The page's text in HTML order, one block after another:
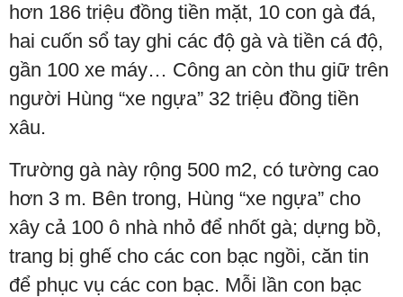
hơn 186 triệu đồng tiền mặt, 10 con gà đá,
hai cuốn sổ tay ghi các độ gà và tiền cá độ,
gần 100 xe máy… Công an còn thu giữ trên
người Hùng “xe ngựa” 32 triệu đồng tiền
xâu.
Trường gà này rộng 500 m2, có tường cao
hơn 3 m. Bên trong, Hùng “xe ngựa” cho
xây cả 100 ô nhà nhỏ để nhốt gà; dựng bồ,
trang bị ghế cho các con bạc ngồi, căn tin
để phục vụ các con bạc. Mỗi lần con bạc